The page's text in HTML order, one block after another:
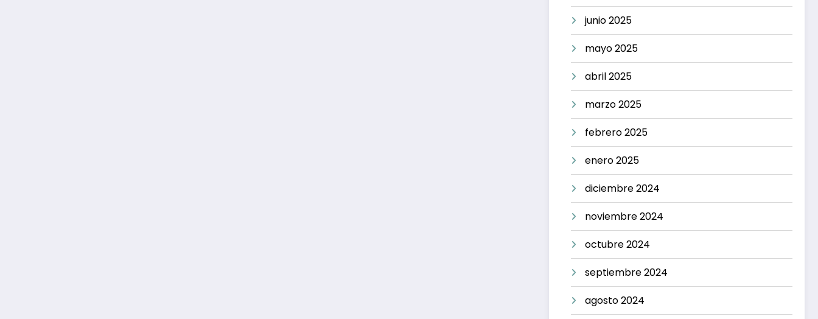
junio 2025
mayo 2025
abril 2025
marzo 2025
febrero 2025
enero 2025
diciembre 2024
noviembre 2024
octubre 2024
septiembre 2024
agosto 2024